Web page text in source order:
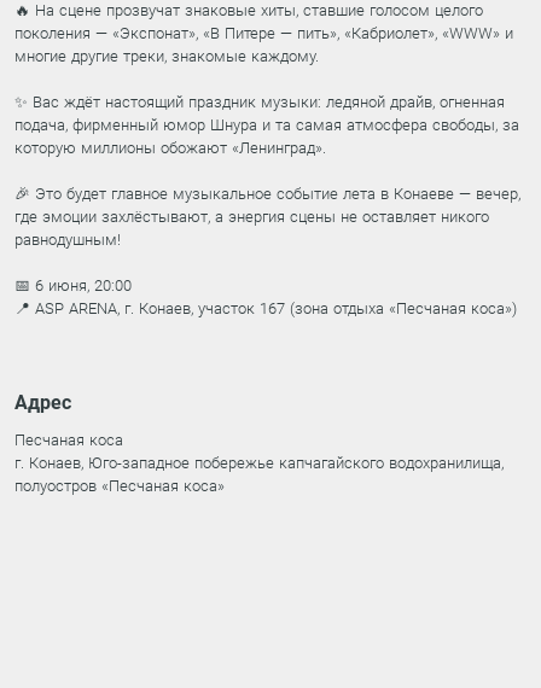
🔥 На сцене прозвучат знаковые хиты, ставшие голосом целого
поколения — «Экспонат», «В Питере — пить», «Кабриолет», «WWW» и
многие другие треки, знакомые каждому.
✨ Вас ждёт настоящий праздник музыки: ледяной драйв, огненная
подача, фирменный юмор Шнура и та самая атмосфера свободы, за
которую миллионы обожают «Ленинград».
🎉 Это будет главное музыкальное событие лета в Конаеве — вечер,
где эмоции захлёстывают, а энергия сцены не оставляет никого
равнодушным!
📅 6 июня, 20:00
📍 ASP ARENA, г. Конаев, участок 167 (зона отдыха «Песчаная коса»)
Адрес
Песчаная коса
г. Конаев, Юго-западное побережье капчагайского водохранилища,
полуостров «Песчаная коса»